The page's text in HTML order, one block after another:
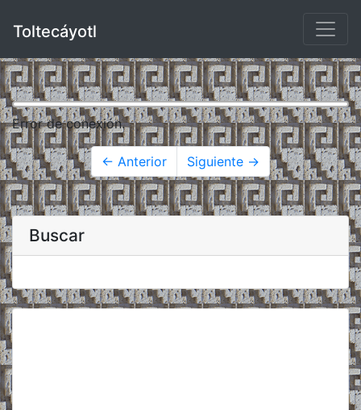
Toltecáyotl
Error de conexión.
← Anterior Siguiente →
Buscar